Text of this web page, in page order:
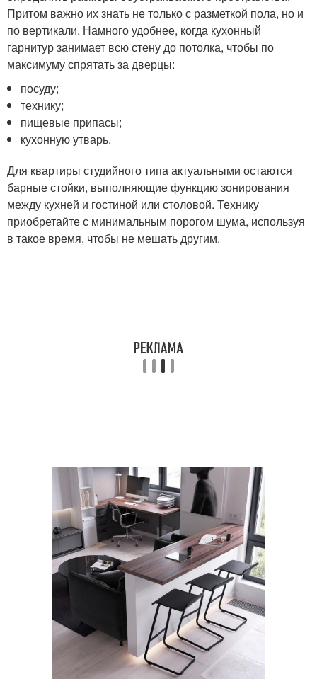
Притом важно их знать не только с разметкой пола, но и
по вертикали. Намного удобнее, когда кухонный
гарнитур занимает всю стену до потолка, чтобы по
максимуму спрятать за дверцы:
посуду;
технику;
пищевые припасы;
кухонную утварь.
Для квартиры студийного типа актуальными остаются
барные стойки, выполняющие функцию зонирования
между кухней и гостиной или столовой. Технику
приобретайте с минимальным порогом шума, используя
в такое время, чтобы не мешать другим.